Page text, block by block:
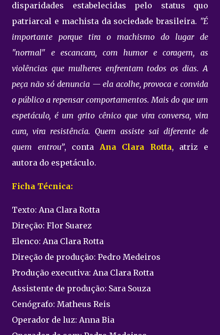
disparidades estabelecidas pelo status quo
patriarcal e machista da sociedade brasileira. "É
importante porque tira o machismo do lugar de
"normal" e escancara, com humor e coragem, as
violências que mulheres enfrentam todos os dias. A
peça não só denuncia — ela acolhe, provoca e convida
o público a repensar comportamentos. Mais do que um
espetáculo, é um grito cênico que vira conversa, vira
cura, vira resistência. Quem assiste sai diferente de
quem entrou”, conta Ana Clara Rotta, atriz e
autora do espetáculo.
Ficha Técnica:
Texto: Ana Clara Rotta
Direção: Flor Suarez
Elenco: Ana Clara Rotta
Direção de produção: Pedro Medeiros
Produção executiva: Ana Clara Rotta
Assistente de produção: Sara Souza
Cenógrafo: Matheus Reis
Operador de luz: Anna Bia